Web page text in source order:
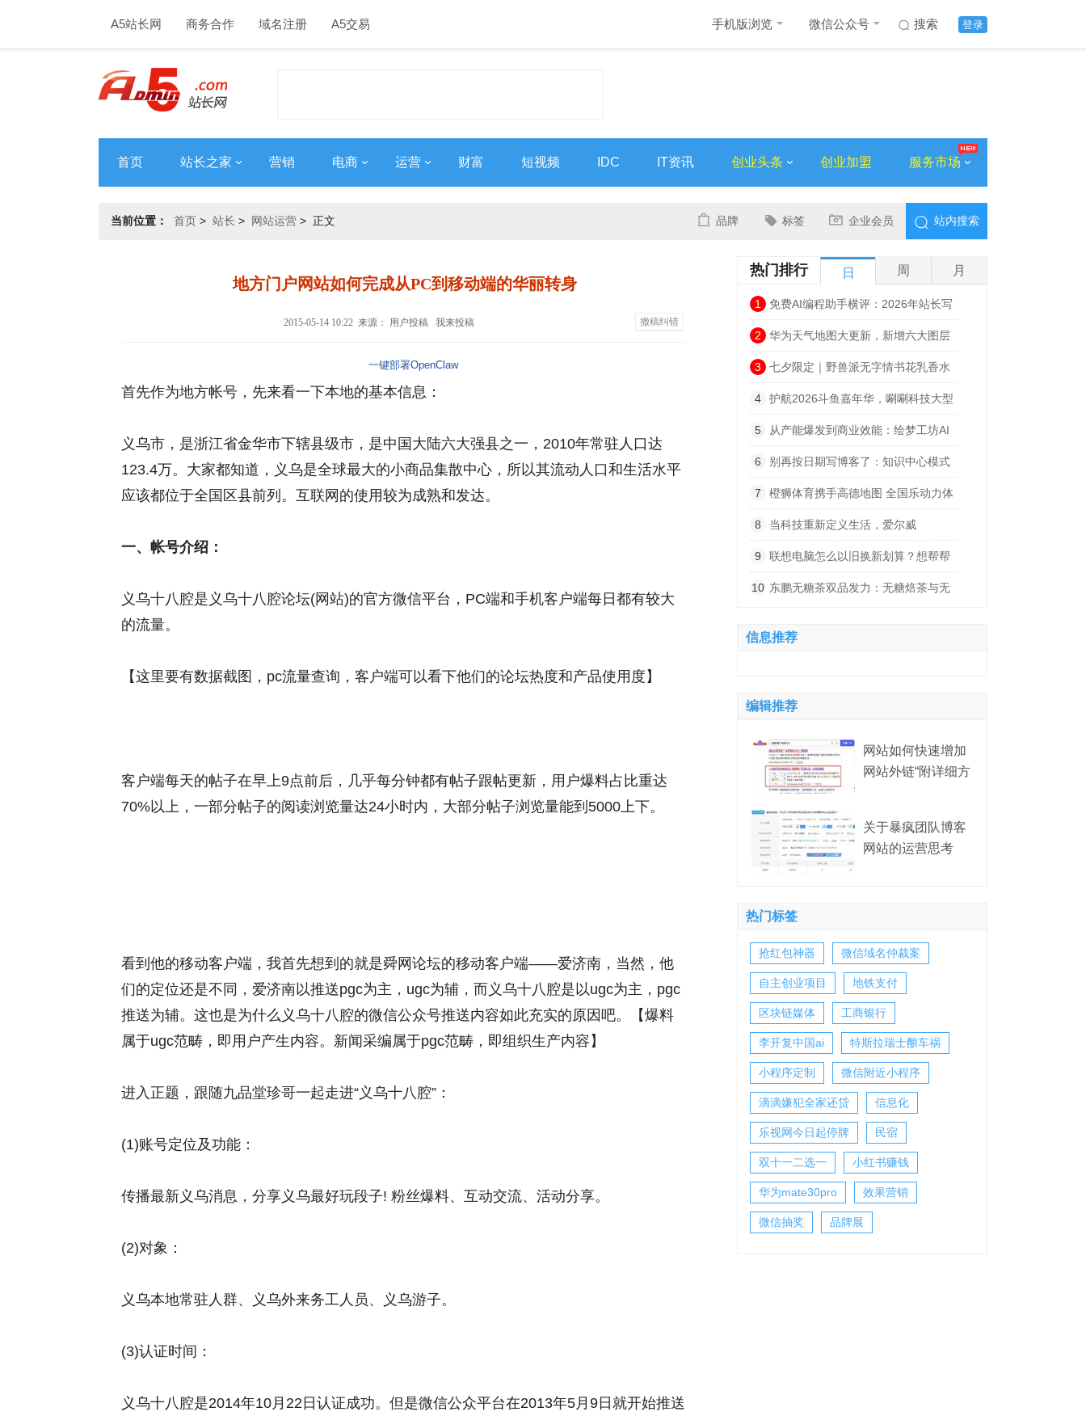
A5站长网 商务合作 域名注册 A5交易 登录
搜索
手机版浏览 微信公众号
首页 站长之家 营销 电商 运营 财富 短视频 IDC IT资讯 创业头条 创业加盟 服务市场
当前位置： 首页 > 站长 > 网站运营 > 正文 品牌 标签 企业会员 站内搜索
地方门户网站如何完成从PC到移动端的华丽转身
2015-05-14 10:22 来源： 用户投稿 我来投稿 撤稿纠错
一键部署OpenClaw
首先作为地方帐号，先来看一下本地的基本信息：
义乌市，是浙江省金华市下辖县级市，是中国大陆六大强县之一，2010年常驻人口达
123.4万。大家都知道，义乌是全球最大的小商品集散中心，所以其流动人口和生活水平
应该都位于全国区县前列。互联网的使用较为成熟和发达。
一、帐号介绍：
义乌十八腔是义乌十八腔论坛(网站)的官方微信平台，PC端和手机客户端每日都有较大
的流量。
【这里要有数据截图，pc流量查询，客户端可以看下他们的论坛热度和产品使用度】
客户端每天的帖子在早上9点前后，几乎每分钟都有帖子跟帖更新，用户爆料占比重达
70%以上，一部分帖子的阅读浏览量达24小时内，大部分帖子浏览量能到5000上下。
看到他的移动客户端，我首先想到的就是舜网论坛的移动客户端——爱济南，当然，他
们的定位还是不同，爱济南以推送pgc为主，ugc为辅，而义乌十八腔是以ugc为主，pgc
推送为辅。这也是为什么义乌十八腔的微信公众号推送内容如此充实的原因吧。【爆料
属于ugc范畴，即用户产生内容。新闻采编属于pgc范畴，即组织生产内容】
进入正题，跟随九品堂珍哥一起走进“义乌十八腔”：
(1)账号定位及功能：
传播最新义乌消息，分享义乌最好玩段子! 粉丝爆料、互动交流、活动分享。
(2)对象：
义乌本地常驻人群、义乌外来务工人员、义乌游子。
(3)认证时间：
义乌十八腔是2014年10月22日认证成功。但是微信公众平台在2013年5月9日就开始推送
热门排行 日 周 月
1 免费AI编程助手横评：2026年站长写
代码，不花一分钱也能很高效
2 华为天气地图大更新，新增六大图层
让你出行无忧
3 七夕限定｜野兽派无字情书花乳香水
及浪漫花礼
4 护航2026斗鱼嘉年华，唰唰科技大型
活动服务能力实战解析
5 从产能爆发到商业效能：绘梦工坊AI
一站式模式重构微短剧产业价值链
6 别再按日期写博客了：知识中心模式
让网站流量翻倍的思路
7 橙狮体育携手高德地图 全国乐动力体
育中心一键可达
8 当科技重新定义生活，爱尔威
Airwheel正在引领下一代智能出行风潮
9 联想电脑怎么以旧换新划算？想帮帮
AI智换助你换新回血
10 东鹏无糖茶双品发力：无糖焙茶与无
信息推荐
编辑推荐
网站如何快速增加
网站外链“附详细方
关于暴疯团队博客
网站的运营思考
热门标签
抢红包神器 微信域名仲裁案
自主创业项目 地铁支付
区块链媒体 工商银行
李开复中国ai 特斯拉瑞士酿车祸
小程序定制 微信附近小程序
滴滴嫌犯全家还贷 信息化
乐视网今日起停牌 民宿
双十一二选一 小红书赚钱
华为mate30pro 效果营销
微信抽奖 品牌展